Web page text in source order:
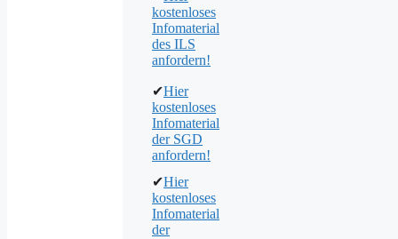
kostenloses
Infomaterial
des ILS
anfordern!
✔Hier
kostenloses
Infomaterial
der SGD
anfordern!
✔Hier
kostenloses
Infomaterial
der